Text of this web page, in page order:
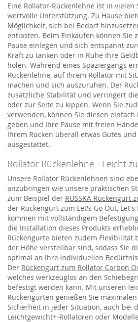
Eine Rollator-Rückenlehne ist in vielen
wertvolle Unterstützung. Zu Hause
Möglichkeit, sich bei Bedarf
entlasten. Beim Einkaufen können Sie
Pause einlegen und sich entspannt
Kraft zu tanken oder in Ruhe Ihre
holen. Während eines Spaziergangs
Rückenlehne, auf Ihrem Rollator mit
machen und sich auszuruhen. Der
zusätzliche Stabilität und verringert
oder zur Seite zu kippen. Wenn Sie
verwenden, können Sie diesen einfach
geben und Ihre Pause mit freien
Ihrem Rücken überall etwas Gutes
ausgestattet.
Rollator Rückenlehne - Leicht
Unsere Rollator Rückenlehnen sind
anzubringen wie unsere praktischen
zum Beispiel der RUSSKA Rückengurt
der Rückengurt zum Let's Go Out, Let's
kommen mit vollständigem
die Installation dieses Produkts
Rückengurte bieten zudem Flexibilität
der Höhe verstellbar sind, sodass Sie
optimal an Ihre individuellen
Der Rückengurt zum Rollator Carbon
welches werkzeuglos an den
befestigt werden kann. Mit unseren
Rückengurten genießen Sie
Sicherheit in jeder Situation, auch bei
Leichtgewicht+-Rollatoren oder